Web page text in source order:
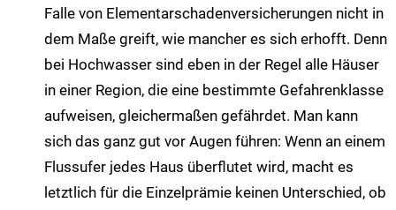
Falle von Elementarschadenversicherungen nicht in
dem Maße greift, wie mancher es sich erhofft. Denn
bei Hochwasser sind eben in der Regel alle Häuser
in einer Region, die eine bestimmte Gefahrenklasse
aufweisen, gleichermaßen gefährdet. Man kann
sich das ganz gut vor Augen führen: Wenn an einem
Flussufer jedes Haus überflutet wird, macht es
letztlich für die Einzelprämie keinen Unterschied, ob